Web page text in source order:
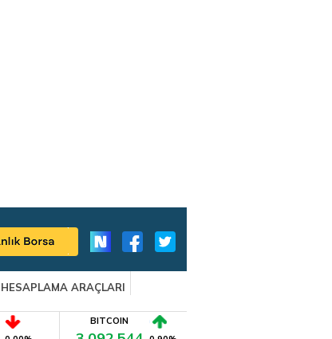
HESAPLAMA ARAÇLARI
BITCOIN